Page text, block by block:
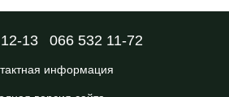
13 066 532 11-72
информация